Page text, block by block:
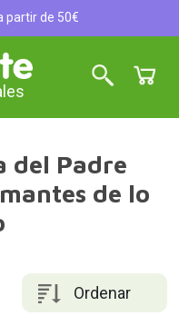
partir de 50€
del Padre
de lo
Ordenar